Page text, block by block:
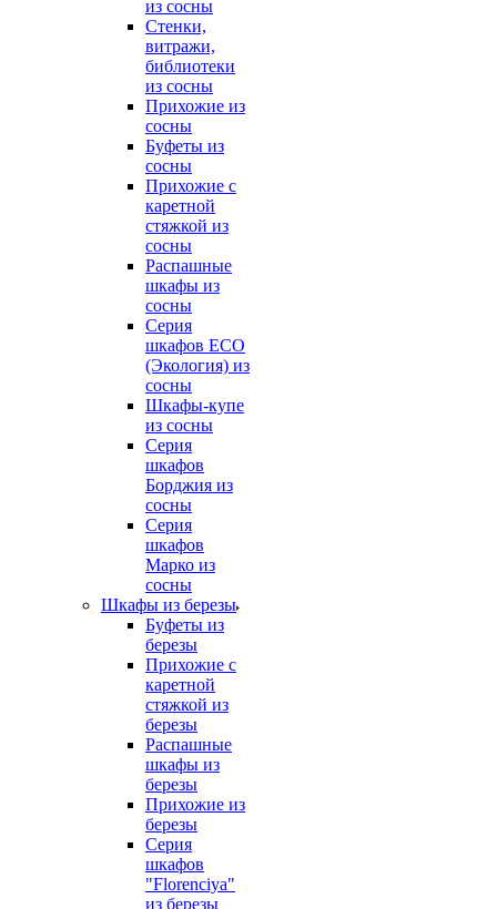
из сосны
Стенки,
витражи,
библиотеки
из сосны
Прихожие из
сосны
Буфеты из
сосны
Прихожие с
каретной
стяжкой из
сосны
Распашные
шкафы из
сосны
Серия
шкафов ECO
(Экология) из
сосны
Шкафы-купе
из сосны
Серия
шкафов
Борджия из
сосны
Серия
шкафов
Марко из
сосны
Шкафы из березы
Буфеты из
березы
Прихожие с
каретной
стяжкой из
березы
Распашные
шкафы из
березы
Прихожие из
березы
Серия
шкафов
"Florenciya"
из березы